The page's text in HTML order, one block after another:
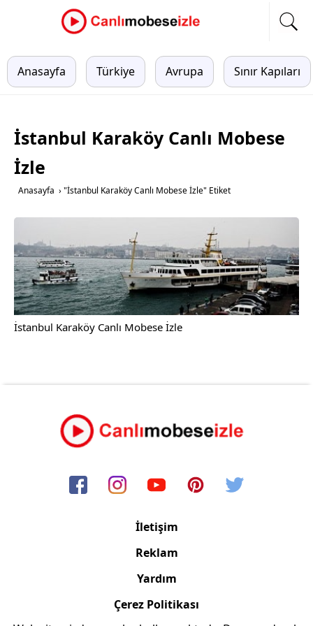
Anasayfa Türkiye Avrupa Sınır Kapıları
İstanbul Karaköy Canlı Mobese
İzle
Anasayfa › "İstanbul Karaköy Canlı Mobese İzle" Etiket
İstanbul Karaköy Canlı Mobese İzle
İletişim
Reklam
Yardım
Çerez Politikası